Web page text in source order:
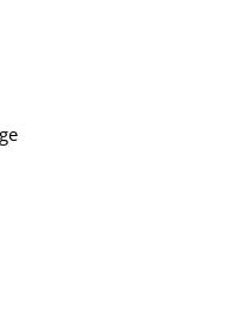
gewünschten